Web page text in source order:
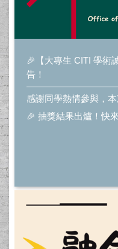
🎉【大專生 CITI 學術
告！
感謝同學熱情參與，
🎉 抽獎結果出爐！快